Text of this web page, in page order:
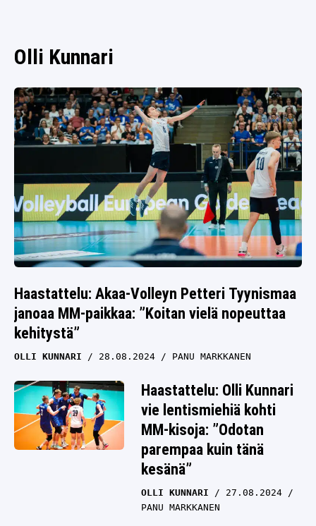
Olli Kunnari
Haastattelu: Akaa-Volleyn Petteri Tyynismaa
janoaa MM-paikkaa: ”Koitan vielä nopeuttaa
kehitystä”
OLLI KUNNARI 28.08.2024 PANU MARKKANEN
Haastattelu: Olli Kunnari
vie lentismiehiä kohti
MM-kisoja: ”Odotan
parempaa kuin tänä
kesänä”
OLLI KUNNARI
27.08.2024
PANU MARKKANEN